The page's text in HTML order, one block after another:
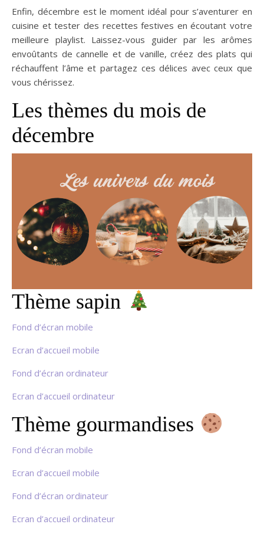
Enfin, décembre est le moment idéal pour s’aventurer en
cuisine et tester des recettes festives en écoutant votre
meilleure playlist. Laissez-vous guider par les arômes
envoûtants de cannelle et de vanille, créez des plats qui
réchauffent l’âme et partagez ces délices avec ceux que
vous chérissez.
Les thèmes du mois de
décembre
Thème sapin
Fond d’écran mobile
Ecran d’accueil mobile
Fond d’écran ordinateur
Ecran d’accueil ordinateur
Thème gourmandises
Fond d’écran mobile
Ecran d’accueil mobile
Fond d’écran ordinateur
Ecran d’accueil ordinateur